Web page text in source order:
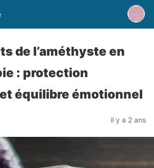
de l’améthyste en
: protection
équilibre émotionnel
il y a 2 ans